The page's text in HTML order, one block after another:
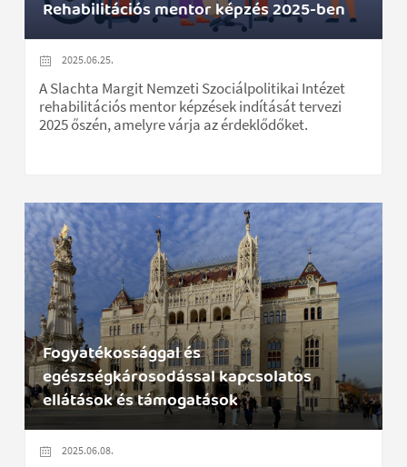
Rehabilitációs mentor képzés 2025-ben
2025.06.25.
A Slachta Margit Nemzeti Szociálpolitikai Intézet
rehabilitációs mentor képzések indítását tervezi
2025 őszén, amelyre várja az érdeklődőket.
Fogyatékossággal és
egészségkárosodással kapcsolatos
ellátások és támogatások
2025.06.08.